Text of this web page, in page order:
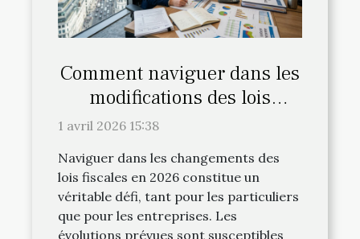
Comment naviguer dans les
modifications des lois
fiscales en 2026 ?
1 avril 2026 15:38
Naviguer dans les changements des
lois fiscales en 2026 constitue un
véritable défi, tant pour les particuliers
que pour les entreprises. Les
évolutions prévues sont susceptibles